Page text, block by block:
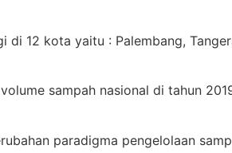
12 kota yaitu : Palembang,
sampah nasional di tahun
paradigma pengelolaan